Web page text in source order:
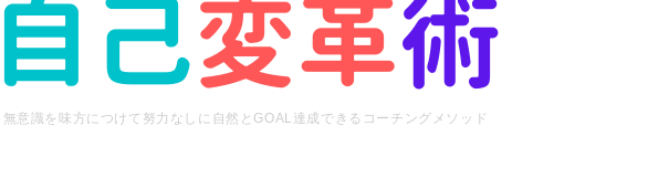
無意識を味方につけて努力なしに自然とGOAL達成できるコーチングメソッド